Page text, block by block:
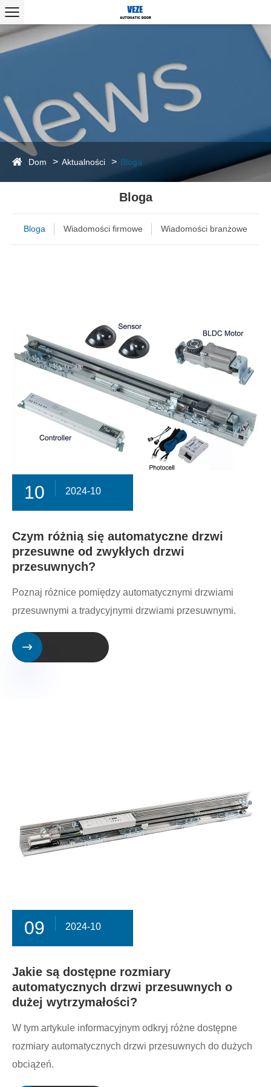
Dom Aktualności Bloga
Bloga
Bloga Wiadomości firmowe Wiadomości branżowe
10 2024-10
Czym różnią się automatyczne drzwi
przesuwne od zwykłych drzwi
przesuwnych?
Poznaj różnice pomiędzy automatycznymi drzwiami
przesuwnymi a tradycyjnymi drzwiami przesuwnymi.

09 2024-10
Jakie są dostępne rozmiary
automatycznych drzwi przesuwnych o
dużej wytrzymałości?
W tym artykule informacyjnym odkryj różne dostępne
rozmiary automatycznych drzwi przesuwnych do dużych
obciążeń.